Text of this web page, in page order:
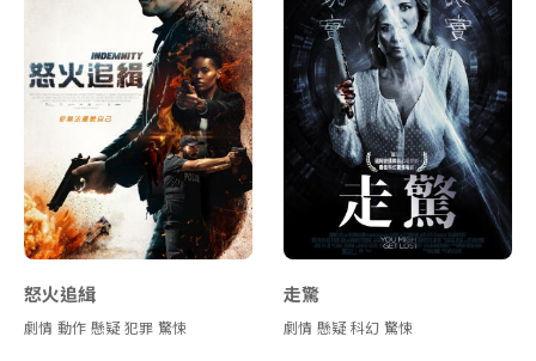
怒火追緝
劇情 動作 懸疑 犯罪 驚悚
走驚
劇情 懸疑 科幻 驚悚